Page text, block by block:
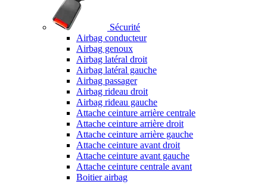
Sécurité
Airbag conducteur
Airbag genoux
Airbag latéral droit
Airbag latéral gauche
Airbag passager
Airbag rideau droit
Airbag rideau gauche
Attache ceinture arrière centrale
Attache ceinture arrière droit
Attache ceinture arrière gauche
Attache ceinture avant droit
Attache ceinture avant gauche
Attache ceinture centrale avant
Boitier airbag